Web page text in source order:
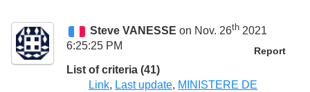
Steve VANESSE on Nov. 26th 2021
6:25:25 PM
Report
List of criteria (41)
Link, Last update, MINISTERE DE